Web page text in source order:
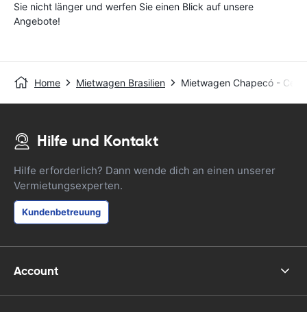
Sie nicht länger und werfen Sie einen Blick auf unsere
Angebote!
Home Mietwagen Brasilien Mietwagen Chapecó -
Hilfe und Kontakt
Hilfe erforderlich? Dann wende dich an einen unserer
Vermietungsexperten.
Kundenbetreuung
Account